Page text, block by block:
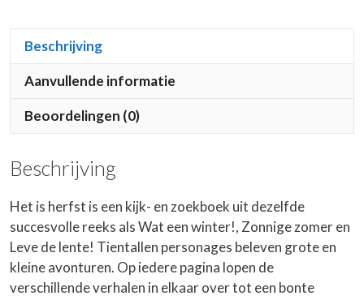
Beschrijving
Aanvullende informatie
Beoordelingen (0)
Beschrijving
Het is herfst is een kijk- en zoekboek uit dezelfde
succesvolle reeks als Wat een winter!, Zonnige zomer en
Leve de lente! Tientallen personages beleven grote en
kleine avonturen. Op iedere pagina lopen de
verschillende verhalen in elkaar over tot een bonte